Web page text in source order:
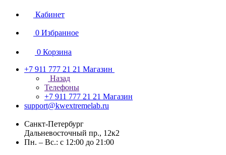
Кабинет
0 Избранное
0 Корзина
+7 911 777 21 21 Магазин
Назад
Телефоны
+7 911 777 21 21 Магазин
support@kwextremelab.ru
Санкт-Петербург
Дальневосточный пр., 12к2
Пн. – Вс.: с 12:00 до 21:00